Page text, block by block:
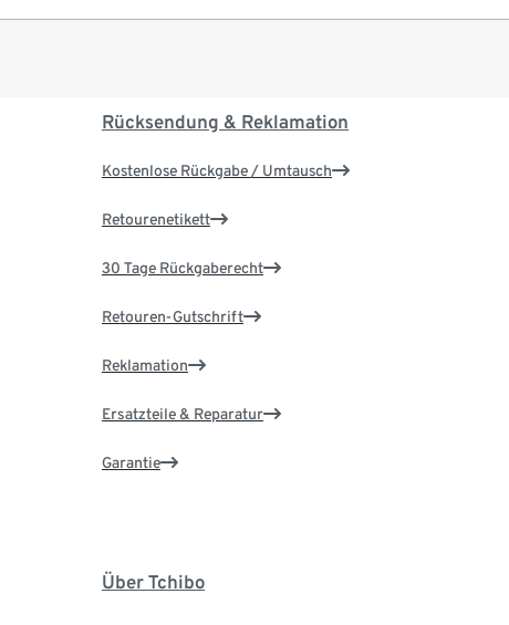
Rücksendung & Reklamation
Kostenlose Rückgabe / Umtausch
Retourenetikett
30 Tage Rückgaberecht
Retouren-Gutschrift
Reklamation
Ersatzteile & Reparatur
Garantie
Über Tchibo